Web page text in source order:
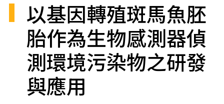
以基因轉殖斑馬魚胚
胎作為生物感測器偵
測環境污染物之研發
與應用